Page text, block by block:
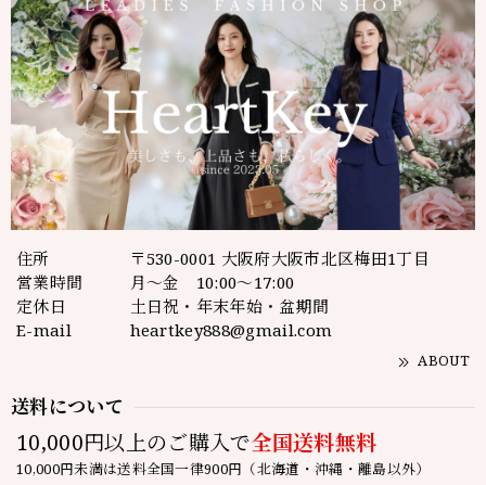
住所
〒530-0001 大阪府大阪市北区梅田1丁目
営業時間
月～金 10:00～17:00
定休日
土日祝・年末年始・盆期間
E-mail
heartkey888@gmail.com
ABOUT
送料について
10,000円以上のご購入で全国送料無料
10,000円未満は送料全国一律900円（北海道・沖縄・離島以外）